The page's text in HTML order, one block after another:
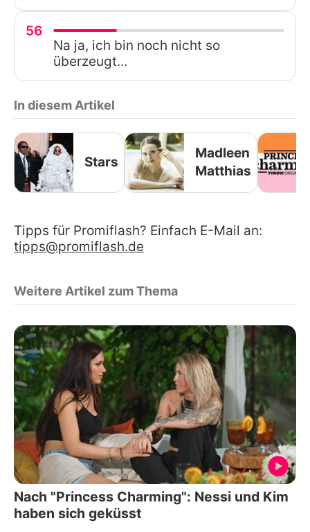
56
Na ja, ich bin noch nicht so
überzeugt...
In diesem Artikel
Stars
Madleen
Matthias
Tipps für Promiflash? Einfach E-Mail an:
tipps@promiflash.de
Weitere Artikel zum Thema
Nach "Princess Charming": Nessi und Kim
haben sich geküsst